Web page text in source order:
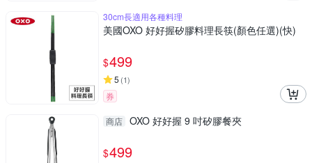
30cm長適用各種料理
美國OXO 好好握矽膠料理長筷(顏色任選)(快)
$499
5 (1)
券
商店 OXO 好好握 9 吋矽膠餐夾
$499